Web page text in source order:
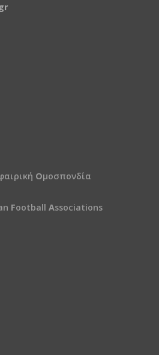
Ομοσπονδία
Football Associations